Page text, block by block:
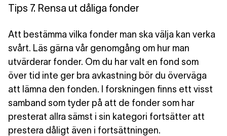
Tips 7. Rensa ut dåliga fonder
Att bestämma vilka fonder man ska välja kan verka
svårt. Läs gärna vår genomgång om hur man
utvärderar fonder. Om du har valt en fond som
över tid inte ger bra avkastning bör du överväga
att lämna den fonden. I forskningen finns ett visst
samband som tyder på att de fonder som har
presterat allra sämst i sin kategori fortsätter att
prestera dåligt även i fortsättningen.